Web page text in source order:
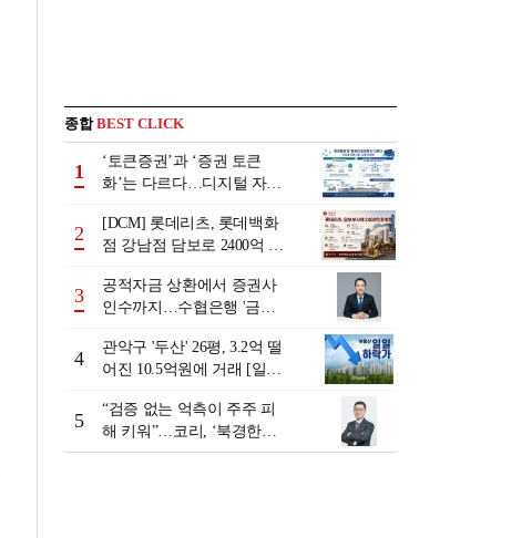
종합BEST CLICK
1
‘토큰증권’과 ‘증권 토큰
화’는 다르다…디지털 자본
2
[DCM] 롯데리츠, 롯데백화
점 강남점 담보로 2400억 조
3
공적자금 상환에서 증권사
인수까지…수협은행 '금융
행 금융그룹의 꿈①]
4
관악구 '두산' 26평, 3.2억 떨
어진 10.5억원에 거래 [일일
5
“검증 없는 억측이 주주 피
해 키워”…코리, ‘북경한미
미수채권 논란’ 정면 반박